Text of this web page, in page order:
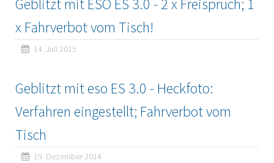
Geblitzt mit ESO ES 3.0 - 2 x Freispruch; 1
x Fahrverbot vom Tisch!
14. Juli 2015
Geblitzt mit eso ES 3.0 - Heckfoto:
Verfahren eingestellt; Fahrverbot vom
Tisch
19. Dezember 2014